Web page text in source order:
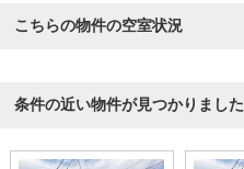
こちらの物件の空室状況
条件の近い物件が見つかりました